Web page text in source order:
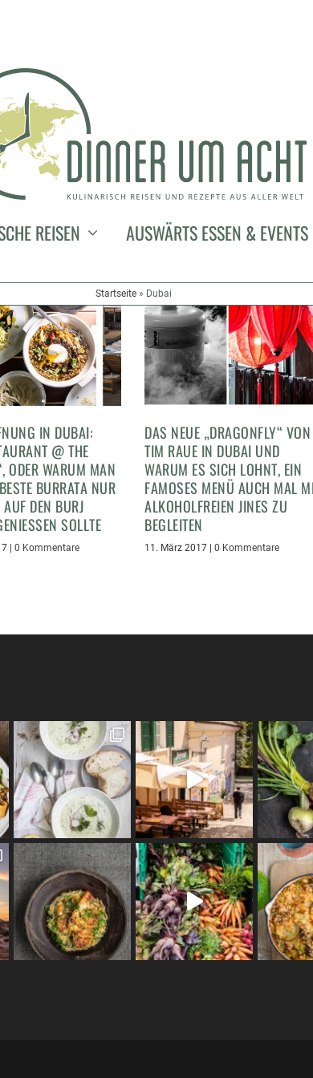
REISEN AUSWÄRTS ESSEN & EVENTS
Startseite» Dubai
IN DUBAI:
@ THE
ODER WARUM MAN
BURRATA NUR
DEN BURJ
SOLLTE
|0 Kommentare
DAS NEUE „DRAGONFLY“ VON
TIM RAUE IN DUBAI UND
WARUM ES SICH LOHNT, EIN
FAMOSES MENÜ AUCH MAL
ALKOHOLFREIEN JINES ZU
BEGLEITEN
11. März 2017 |0 Kommentare